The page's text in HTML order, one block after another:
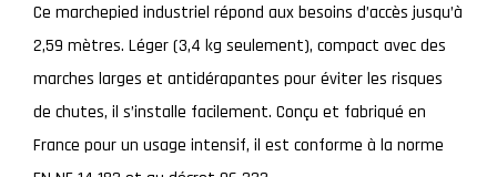
Ce marchepied industriel répond aux besoins d’accès jusqu’à
2,59 mètres. Léger (3,4 kg seulement), compact avec des
marches larges et antidérapantes pour éviter les risques
de chutes, il s’installe facilement. Conçu et fabriqué en
France pour un usage intensif, il est conforme à la norme